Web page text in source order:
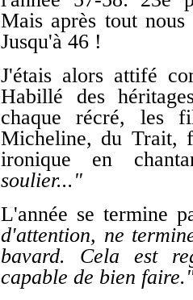
Mais après tout nous
Jusqu'à 46 !
J'étais alors attifé
Habillé des
chaque récré, les
Micheline, du Trait,
ironique en
soulier..."
L'année se termine
d'attention, ne
bavard. Cela est
capable de bien